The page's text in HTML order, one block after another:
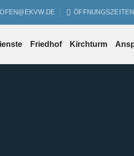
ÖFFNUNGSZEITEN
Friedhof Kirchturm